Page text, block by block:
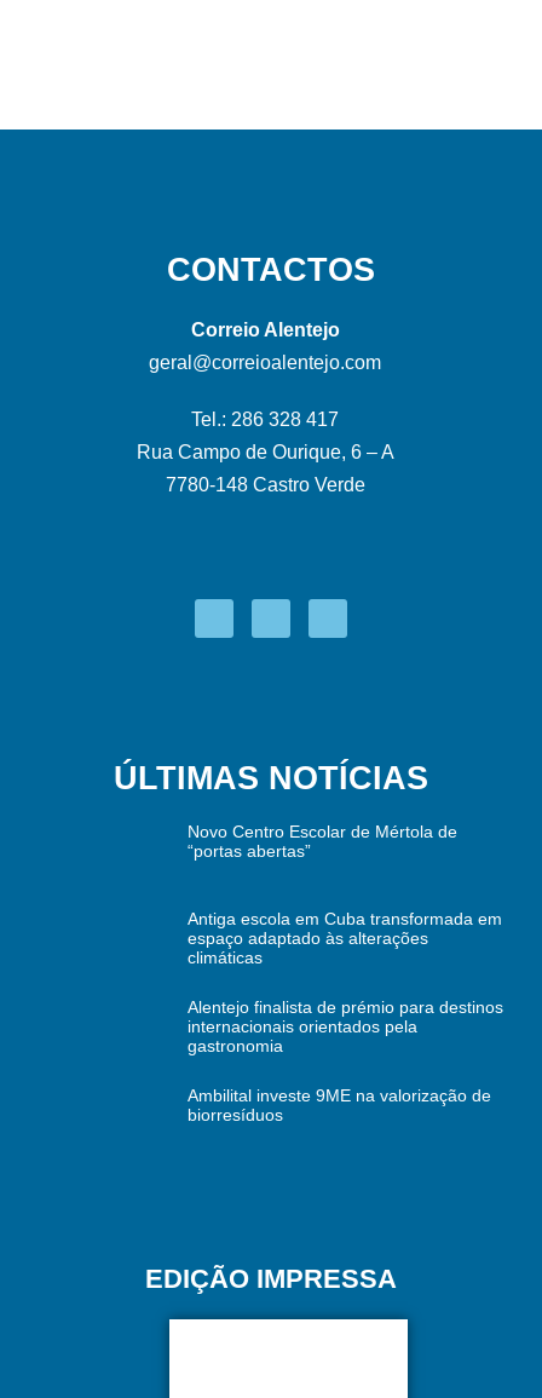
CONTACTOS
Correio Alentejo
geral@correioalentejo.com
Tel.: 286 328 417
Rua Campo de Ourique, 6 – A
7780-148 Castro Verde
ÚLTIMAS NOTÍCIAS
Novo Centro Escolar de Mértola de
“portas abertas”
Antiga escola em Cuba transformada em
espaço adaptado às alterações
climáticas
Alentejo finalista de prémio para destinos
internacionais orientados pela
gastronomia
Ambilital investe 9ME na valorização de
biorresíduos
EDIÇÃO IMPRESSA